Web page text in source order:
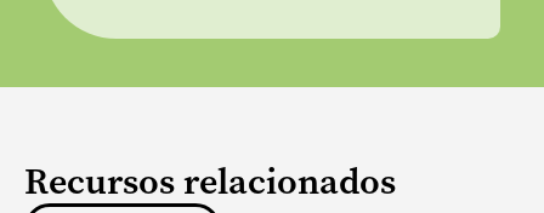
Recursos relacionados